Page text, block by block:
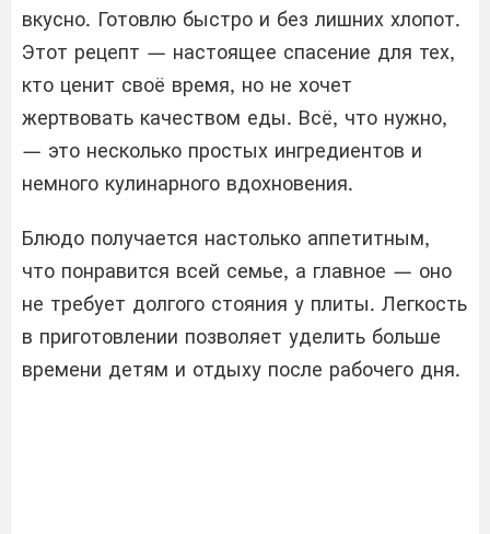
вкусно. Готовлю быстро и без лишних хлопот.
Этот рецепт — настоящее спасение для тех,
кто ценит своё время, но не хочет
жертвовать качеством еды. Всё, что нужно,
— это несколько простых ингредиентов и
немного кулинарного вдохновения.
Блюдо получается настолько аппетитным,
что понравится всей семье, а главное — оно
не требует долгого стояния у плиты. Легкость
в приготовлении позволяет уделить больше
времени детям и отдыху после рабочего дня.